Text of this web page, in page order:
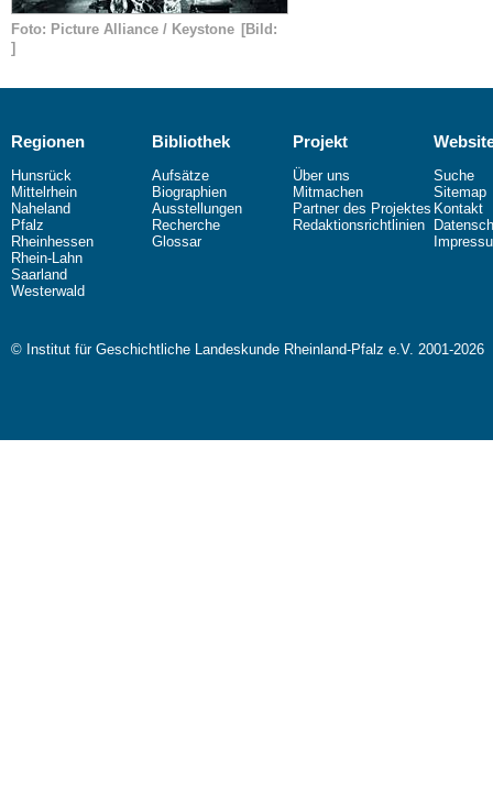
Foto: Picture Alliance / Keystone [Bild:
]
Regionen
Hunsrück
Mittelrhein
Naheland
Pfalz
Rheinhessen
Rhein-Lahn
Saarland
Westerwald
Bibliothek
Aufsätze
Biographien
Ausstellungen
Recherche
Glossar
Projekt
Über uns
Mitmachen
Partner des Projektes
Redaktionsrichtlinien
Suche
Sitemap
Kontakt
© Institut für Geschichtliche Landeskunde Rheinland-Pfalz e.V. 2001-2026